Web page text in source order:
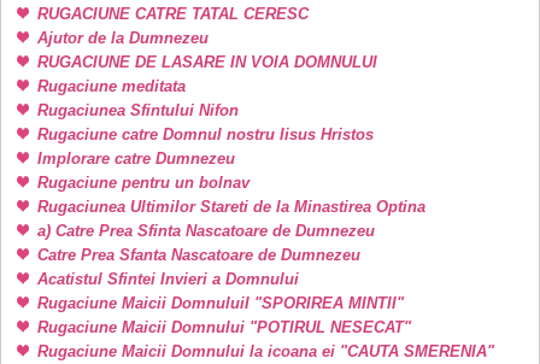
RUGACIUNE CATRE TATAL CERESC
Ajutor de la Dumnezeu
RUGACIUNE DE LASARE IN VOIA DOMNULUI
Rugaciune meditata
Rugaciunea Sfintului Nifon
Rugaciune catre Domnul nostru Iisus Hristos
Implorare catre Dumnezeu
Rugaciune pentru un bolnav
Rugaciunea Ultimilor Stareti de la Minastirea Optina
a) Catre Prea Sfinta Nascatoare de Dumnezeu
Catre Prea Sfanta Nascatoare de Dumnezeu
Acatistul Sfintei Invieri a Domnului
Rugaciune Maicii DomnuluiI "SPORIREA MINTII"
Rugaciune Maicii Domnului "POTIRUL NESECAT"
Rugaciune Maicii Domnului la icoana ei "CAUTA SMERENIA"